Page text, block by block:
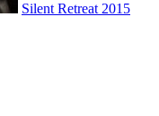
Silent Retreat 2015